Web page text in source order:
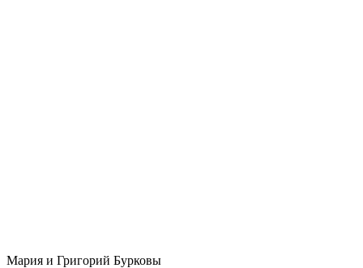
Мария и Григорий Бурковы